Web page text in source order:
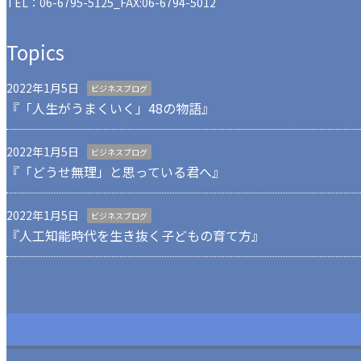
Topics
2022年1月5日 ビジネスブログ
『「人生がうまくいく」48の物語』
2022年1月5日 ビジネスブログ
『「どうせ無理」と思っている君へ』
2022年1月5日 ビジネスブログ
『人工知能時代を生き抜く子どもの育て方』